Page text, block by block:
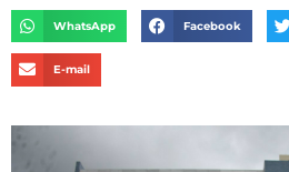
WhatsApp Facebook
E-mail